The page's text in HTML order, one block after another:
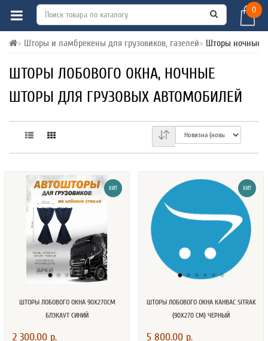
0
Шторы и ламбрекены для грузовиков, газелей Шторы ночные
ШТОРЫ ЛОБОВОГО ОКНА, НОЧНЫЕ
ШТОРЫ ДЛЯ ГРУЗОВЫХ АВТОМОБИЛЕЙ
ХИТ
ШТОРЫ ЛОБОВОГО ОКНА 90Х270СМ
БЛЭКАУТ СИНИЙ
2 300.00 р.
ХИТ
ШТОРЫ ЛОБОВОГО ОКНА КАНВАС SITRAK
(90Х270 СМ) ЧЕРНЫЙ
5 800.00 р.